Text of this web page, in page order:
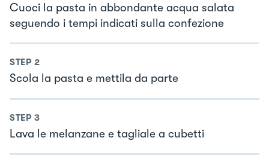
Cuoci la pasta in abbondante acqua salata
seguendo i tempi indicati sulla confezione
STEP 2
Scola la pasta e mettila da parte
STEP 3
Lava le melanzane e tagliale a cubetti